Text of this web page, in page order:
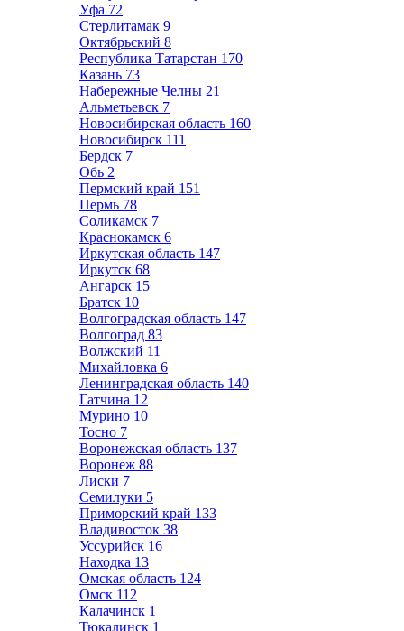
Уфа 72
Стерлитамак 9
Октябрьский 8
Республика Татарстан 170
Казань 73
Набережные Челны 21
Альметьевск 7
Новосибирская область 160
Новосибирск 111
Бердск 7
Обь 2
Пермский край 151
Пермь 78
Соликамск 7
Краснокамск 6
Иркутская область 147
Иркутск 68
Ангарск 15
Братск 10
Волгоградская область 147
Волгоград 83
Волжский 11
Михайловка 6
Ленинградская область 140
Гатчина 12
Мурино 10
Тосно 7
Воронежская область 137
Воронеж 88
Лиски 7
Семилуки 5
Приморский край 133
Владивосток 38
Уссурийск 16
Находка 13
Омская область 124
Омск 112
Калачинск 1
Тюкалинск 1